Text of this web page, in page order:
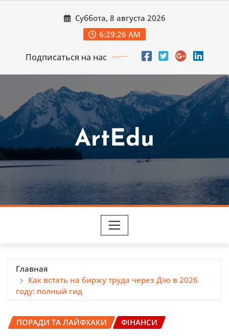
Суббота, 8 августа 2026
6:29:28 AM
Подписаться на нас
ArtEdu
Главная
Как встать на биржу труда через Дію в 2026
году: полный гид
ПОРАДИ ТА ЛАЙФХАКИ ФІНАНСИ